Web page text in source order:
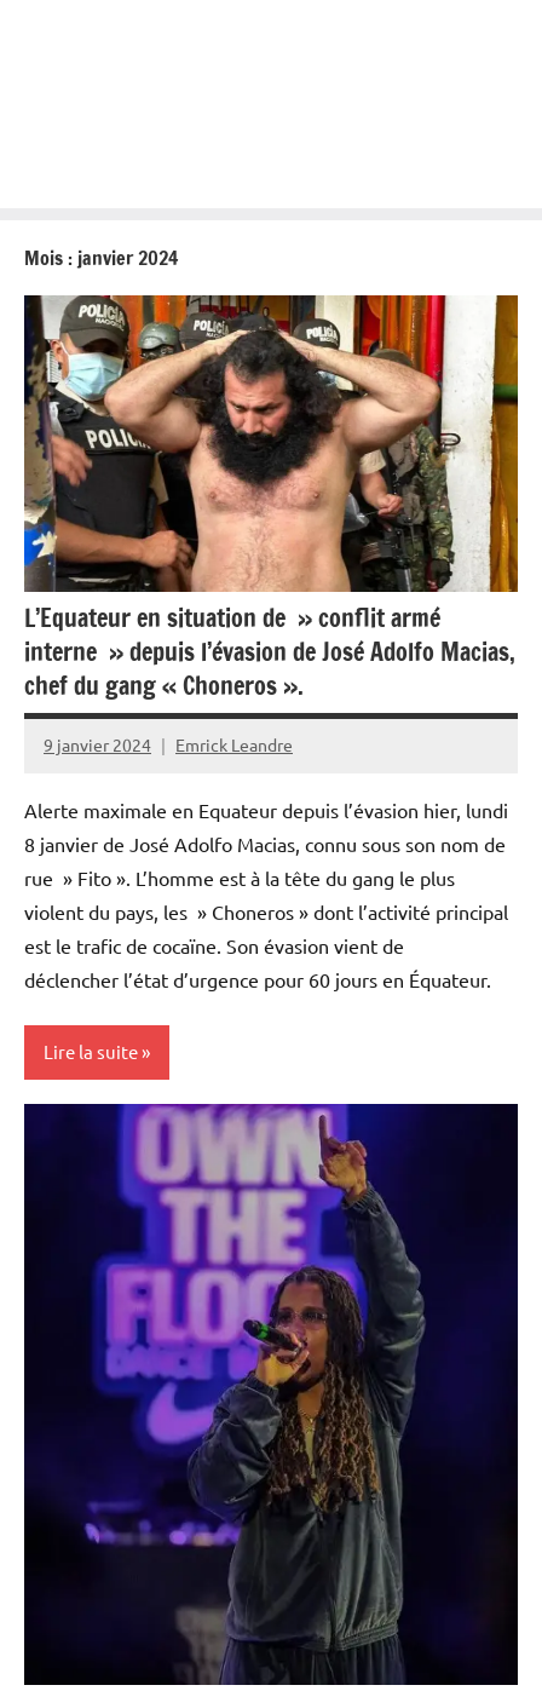
Mois : janvier 2024
L’Equateur en situation de » conflit armé
interne » depuis l’évasion de José Adolfo Macias,
chef du gang « Choneros ».
9 janvier 2024 Emrick Leandre
Alerte maximale en Equateur depuis l’évasion hier, lundi
8 janvier de José Adolfo Macias, connu sous son nom de
rue » Fito ». L’homme est à la tête du gang le plus
violent du pays, les » Choneros » dont l’activité principal
est le trafic de cocaïne. Son évasion vient de
déclencher l’état d’urgence pour 60 jours en Équateur.
Lire la suite
Politique